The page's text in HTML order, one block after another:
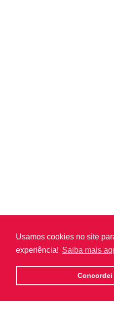
Usamos cookies no site
experiência! Saiba mais
Concordei